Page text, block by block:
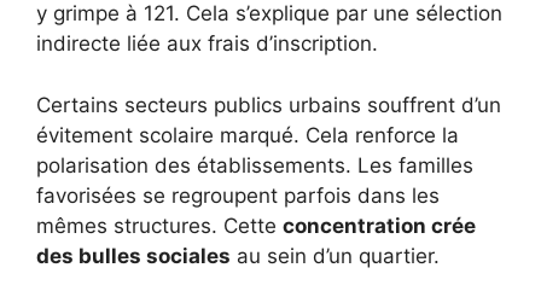
y grimpe à 121. Cela s’explique par une sélection
indirecte liée aux frais d’inscription.
Certains secteurs publics urbains souffrent d’un
évitement scolaire marqué. Cela renforce la
polarisation des établissements. Les familles
favorisées se regroupent parfois dans les
mêmes structures. Cette concentration crée
des bulles sociales au sein d’un quartier.